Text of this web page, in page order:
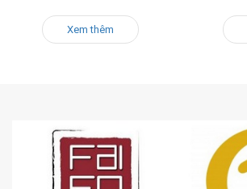
Xem thêm